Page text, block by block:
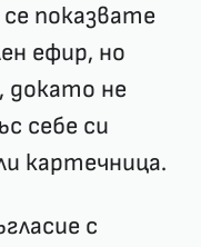
показвате
ефир, но
докато не
себе си
картечница.
с